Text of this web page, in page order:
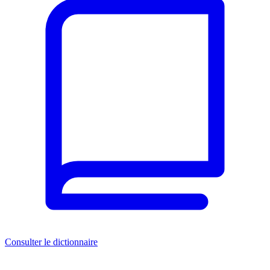
Consulter le dictionnaire